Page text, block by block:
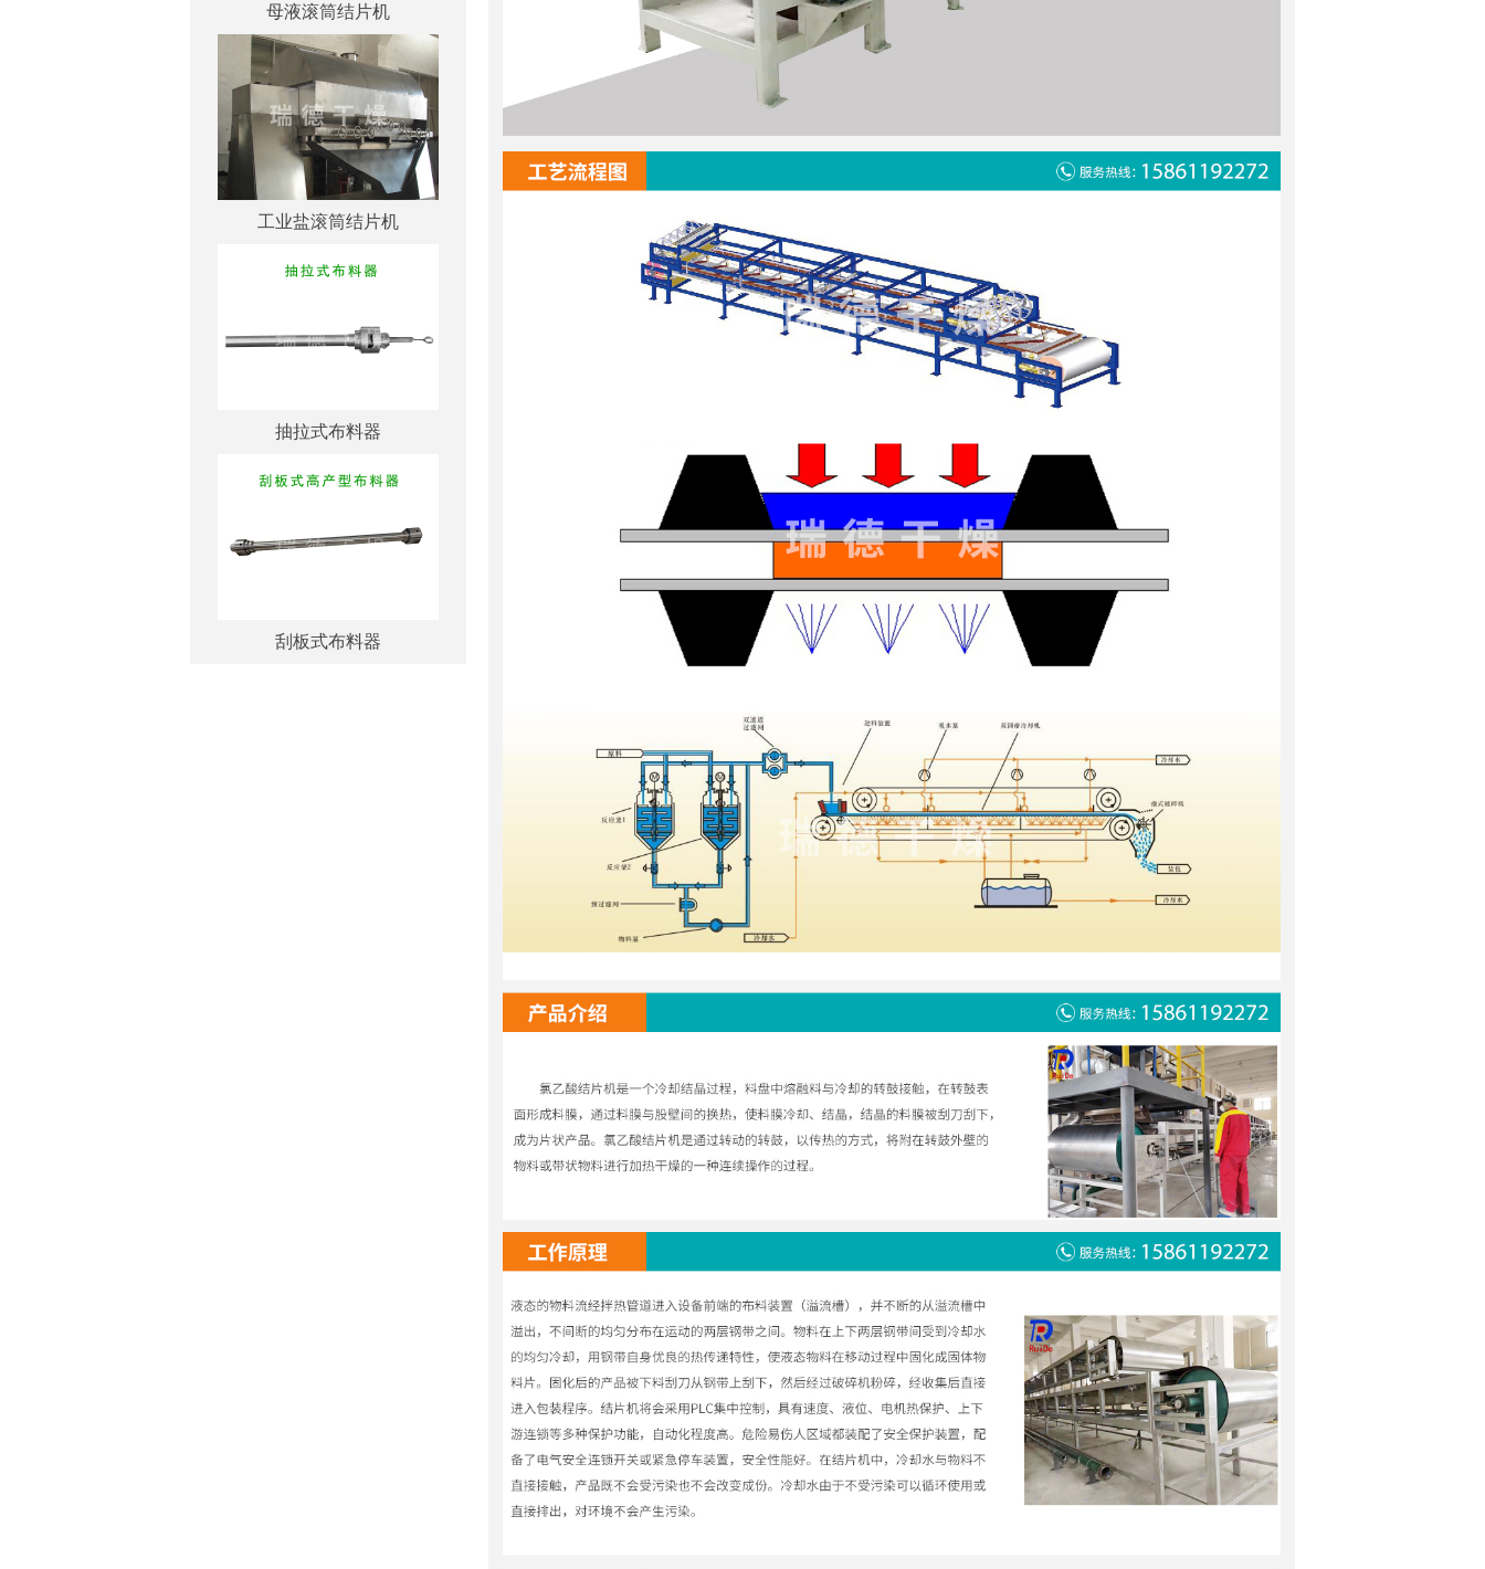
母液滚筒结片机
工业盐滚筒结片机
抽拉式布料器
刮板式布料器